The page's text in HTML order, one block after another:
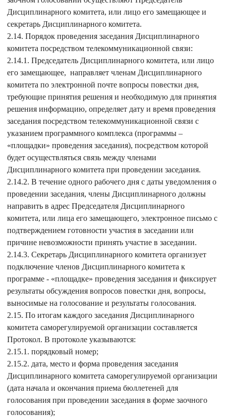
Дисциплинарного комитета, или лицо его замещающее и
секретарь Дисциплинарного комитета.
2.14. Порядок проведения заседания Дисциплинарного
комитета посредством телекоммуникационной связи:
2.14.1. Председатель Дисциплинарного комитета, или лицо
его замещающее, направляет членам Дисциплинарного
комитета по электронной почте вопросы повестки дня,
требующие принятия решения и необходимую для принятия
решения информацию, определяет дату и время проведения
заседания посредством телекоммуникационной связи с
указанием программного комплекса (программы –
«площадки» проведения заседания), посредством которой
будет осуществляться связь между членами
Дисциплинарного комитета при проведении заседания.
2.14.2. В течение одного рабочего дня с даты уведомления о
проведении заседания, члены Дисциплинарного должны
направить в адрес Председателя Дисциплинарного
комитета, или лица его замещающего, электронное письмо с
подтверждением готовности участия в заседании или
причине невозможности принять участие в заседании.
2.14.3. Секретарь Дисциплинарного комитета организует
подключение членов Дисциплинарного комитета к
программе - «площадке» проведения заседания и фиксирует
результаты обсуждения вопросов повестки дня, вопросы,
выносимые на голосование и результаты голосования.
2.15. По итогам каждого заседания Дисциплинарного
комитета саморегулируемой организации составляется
Протокол. В протоколе указываются:
2.15.1. порядковый номер;
2.15.2. дата, место и форма проведения заседания
Дисциплинарного комитета саморегулируемой организации
(дата начала и окончания приема бюллетеней для
голосования при проведении заседания в форме заочного
голосования);